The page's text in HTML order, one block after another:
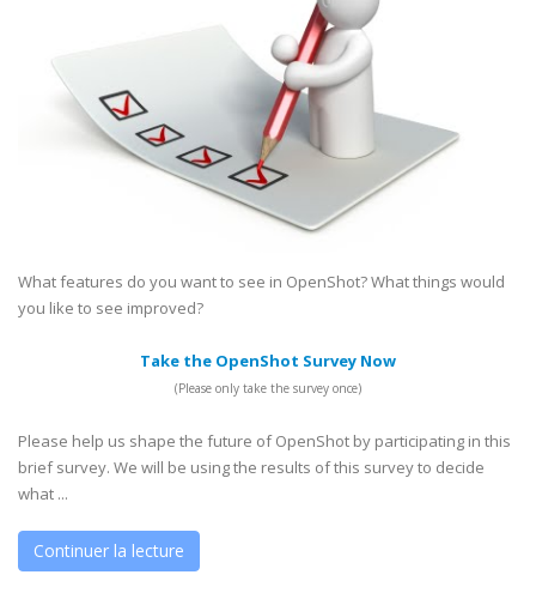
What features do you want to see in OpenShot? What things would
you like to see improved?
Take the OpenShot Survey Now
(Please only take the survey once)
Please help us shape the future of OpenShot by participating in this
brief survey. We will be using the results of this survey to decide
what ...
Continuer la lecture